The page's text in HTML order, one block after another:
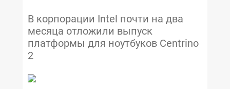
В корпорации Intel почти на два
месяца отложили выпуск
платформы для ноутбуков Centrino
2